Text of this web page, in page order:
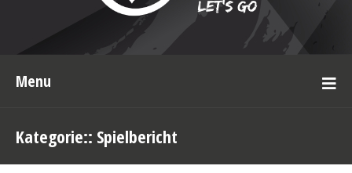
Menu
Kategorie:: Spielbericht